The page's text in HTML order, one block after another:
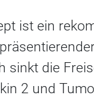
ist ein
sinkt die
2 und